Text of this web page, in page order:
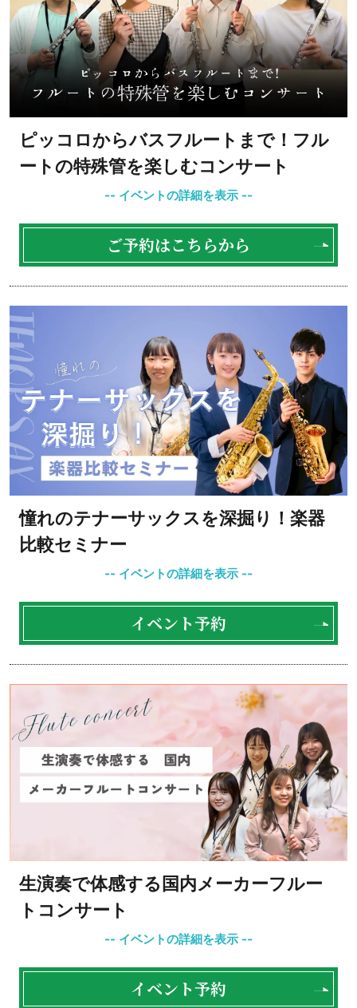
ピッコロからバスフルートまで！フル
ートの特殊管を楽しむコンサート
ご予約はこちらから
憧れのテナーサックスを深掘り！楽器
比較セミナー
イベント予約
生演奏で体感する国内メーカーフルー
トコンサート
イベント予約